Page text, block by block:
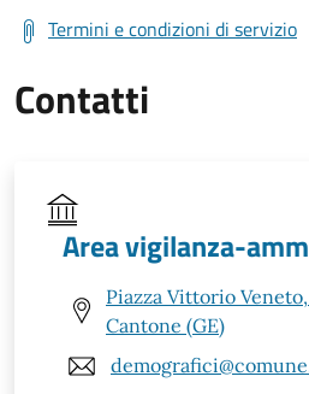
Termini e condizioni di servizio
Contatti
Area vigilanza-
Piazza Vittorio Veneto,
Cantone (GE)